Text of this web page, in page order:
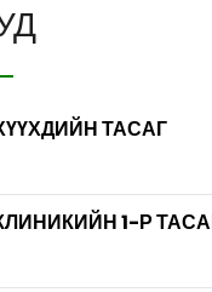
ТАСАГ
1-Р